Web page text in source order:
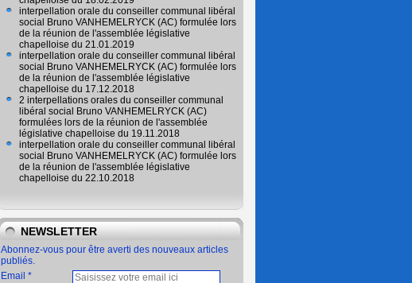
interpellation orale du conseiller communal libéral
social Bruno VANHEMELRYCK (AC) formulée lors
de la réunion de l'assemblée législative
chapelloise du 21.01.2019
interpellation orale du conseiller communal libéral
social Bruno VANHEMELRYCK (AC) formulée lors
de la réunion de l'assemblée législative
chapelloise du 17.12.2018
2 interpellations orales du conseiller communal
libéral social Bruno VANHEMELRYCK (AC)
formulées lors de la réunion de l'assemblée
législative chapelloise du 19.11.2018
interpellation orale du conseiller communal libéral
social Bruno VANHEMELRYCK (AC) formulée lors
de la réunion de l'assemblée législative
chapelloise du 22.10.2018
NEWSLETTER
Abonnez-vous pour être averti des nouveaux articles
publiés.
Email